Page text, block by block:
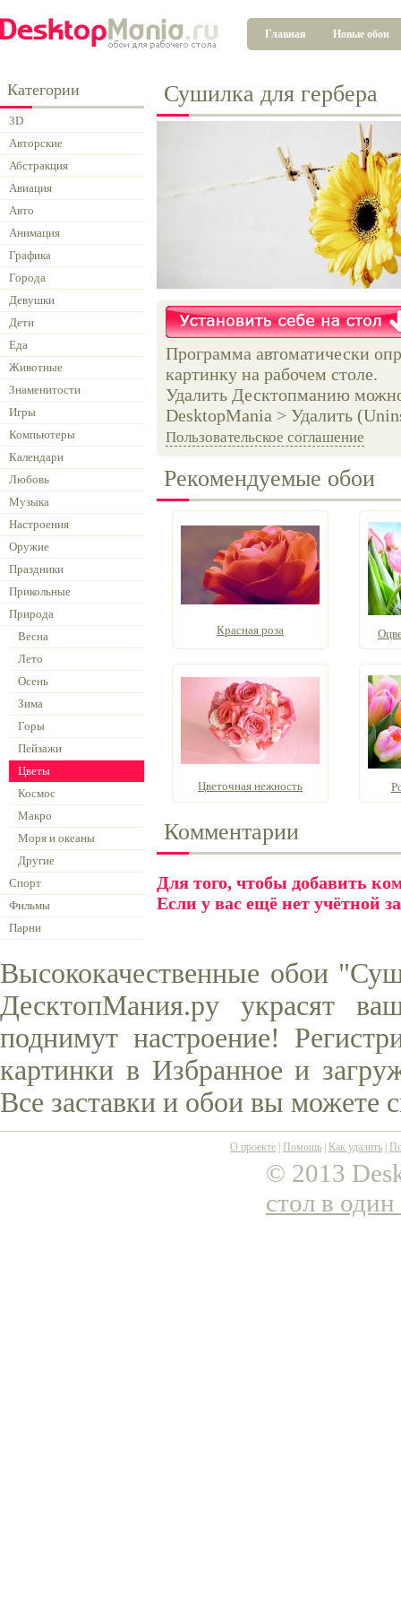
Главная Новые обои
Категории
3D
Авторские
Абстракция
Авиация
Авто
Анимация
Графика
Города
Девушки
Дети
Еда
Животные
Знаменитости
Игры
Компьютеры
Календари
Любовь
Музыка
Настроения
Оружие
Праздники
Прикольные
Природа
Весна
Лето
Осень
Зима
Горы
Пейзажи
Цветы
Космос
Макро
Моря и океаны
Другие
Спорт
Фильмы
Парни
Сушилка для гербера
Программа автоматически
картинку на рабочем столе.
Удалить Десктопманию
DesktopMania > Удалить
Пользовательское соглашение
Рекомендуемые обои
Красная роза
Цветочная нежность
Комментарии
Для того, чтобы добавить
Если у вас ещё нет учётной
Высококачественные обои
ДесктопМания.ру украсят
поднимут настроение!
картинки в Избранное и
Все заставки и обои вы можете
О проекте Помощь Как удалить
© 2013
стол в